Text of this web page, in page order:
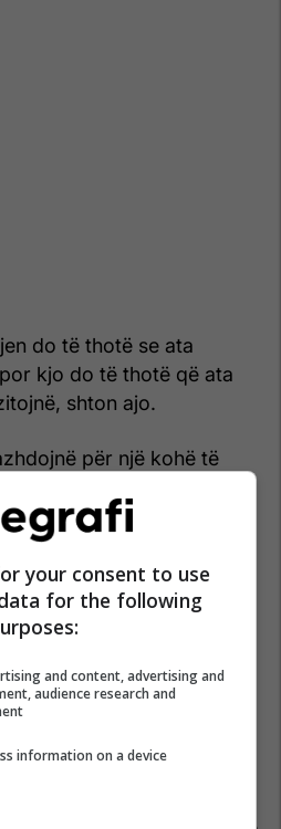
do të thotë se ata
kjo do të thotë që ata
shton ajo.
për një kohë të
ndonjë arsye që familja
tjetër".
po hapen gradualisht
nga Covid-19, një
po shijojnë fleksibilitet të
përcjell Telegrafi.
pesë mysafirë të Airbnb
dhe punuar në
e njerëzve në të gjithë
vende kanë shprehur
your consent to use
for the following
and content, advertising and
audience research and
information on a device